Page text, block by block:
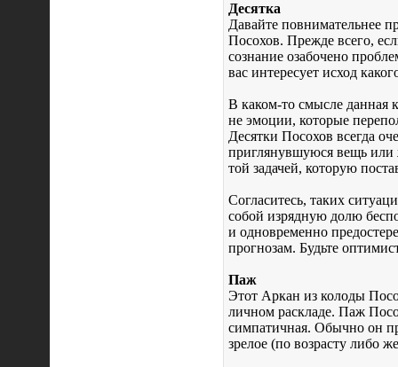
Десятка
Давайте повнимательнее
Посохов. Прежде всего,
сознание озабочено
вас интересует исход
В каком-то смысле данная
не эмоции, которые
Десятки Посохов всегда
приглянувшуюся вещь или
той задачей, которую
Согласитесь, таких
собой изрядную долю
и одновременно
прогнозам. Будьте
Паж
Этот Аркан из колоды
личном раскладе. Паж
симпатичная. Обычно он
зрелое (по возрасту либо